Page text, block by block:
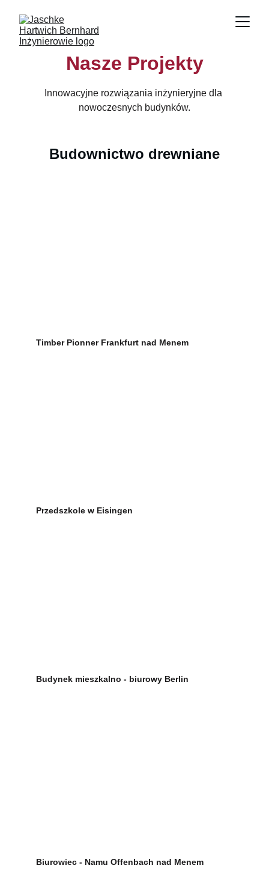
Nasze Projekty
Innowacyjne rozwiązania inżynieryjne dla
nowoczesnych budynków.
Budownictwo drewniane
Timber Pionner Frankfurt nad Menem
Przedszkole w Eisingen
Budynek mieszkalno - biurowy Berlin
Biurowiec - Namu Offenbach nad Menem